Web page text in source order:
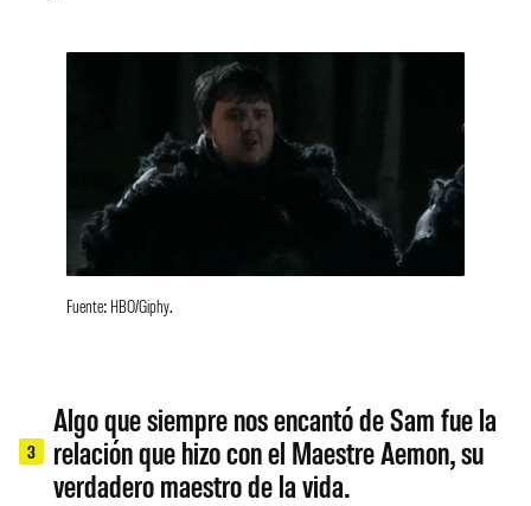
Fuente: HBO/Giphy.
3
Algo que siempre nos encantó de Sam fue la
relación que hizo con el Maestre Aemon, su
verdadero maestro de la vida.